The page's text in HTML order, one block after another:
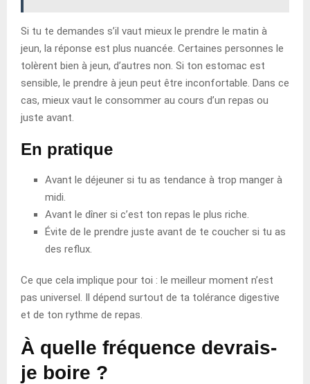
Si tu te demandes s’il vaut mieux le prendre le matin à
jeun, la réponse est plus nuancée. Certaines personnes le
tolèrent bien à jeun, d’autres non. Si ton estomac est
sensible, le prendre à jeun peut être inconfortable. Dans ce
cas, mieux vaut le consommer au cours d’un repas ou
juste avant.
En pratique
Avant le déjeuner si tu as tendance à trop manger à
midi.
Avant le dîner si c’est ton repas le plus riche.
Évite de le prendre juste avant de te coucher si tu as
des reflux.
Ce que cela implique pour toi : le meilleur moment n’est
pas universel. Il dépend surtout de ta tolérance digestive
et de ton rythme de repas.
À quelle fréquence devrais-
je boire ?